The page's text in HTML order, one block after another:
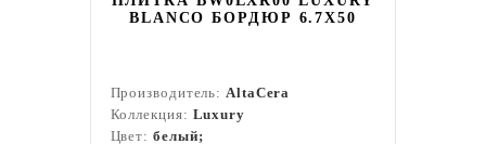
BLANCO БОРДЮР 6.7Х50
Производитель:AltaCera
Коллекция: Luxury
Цвет: белый;